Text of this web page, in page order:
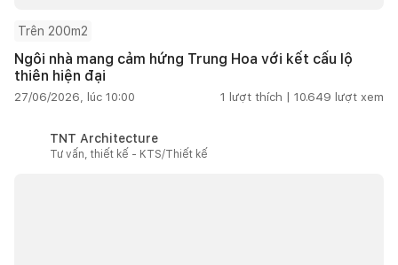
Trên 200m2
Ngôi nhà mang cảm hứng Trung Hoa với kết cấu lộ
thiên hiện đại
27/06/2026, lúc 10:00 1 lượt thích | 10.649 lượt xem
TNT Architecture
Tư vấn, thiết kế - KTS/Thiết kế